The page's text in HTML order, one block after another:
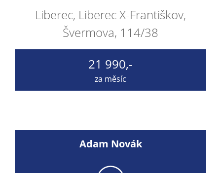
Liberec, Liberec X-Františkov,
Švermova, 114/38
21 990,-
za měsíc
Adam Novák